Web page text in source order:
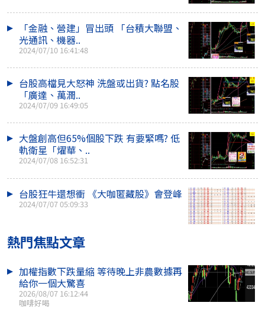
「金融、營建」冒出頭 「台積大聯盟、
光通訊、機器..
2024/07/10 16:41:48
台股高檔見大怒神 洗盤或出貨? 點名股
「廣達、萬潤..
2024/07/09 16:49:05
大盤創高但65%個股下跌 有要緊嗎? 低
軌衛星「燿華、..
2024/07/08 16:52:31
台股狂牛還想衝 《大咖匿藏股》會登峰
2024/07/07 05:09:33
熱門焦點文章
加權指數下跌量縮 等待晚上非農數據再
給你一個大驚喜
2026/08/07 16:12:44
咖啡好喝